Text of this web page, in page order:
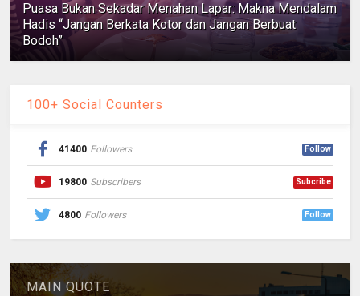
Puasa Bukan Sekadar Menahan Lapar: Makna Mendalam
Hadis “Jangan Berkata Kotor dan Jangan Berbuat
Bodoh”
100+ Social Counters
41400 Followers Follow
19800 Subscribers Subcribe
4800 Followers Follow
MAIN QUOTE